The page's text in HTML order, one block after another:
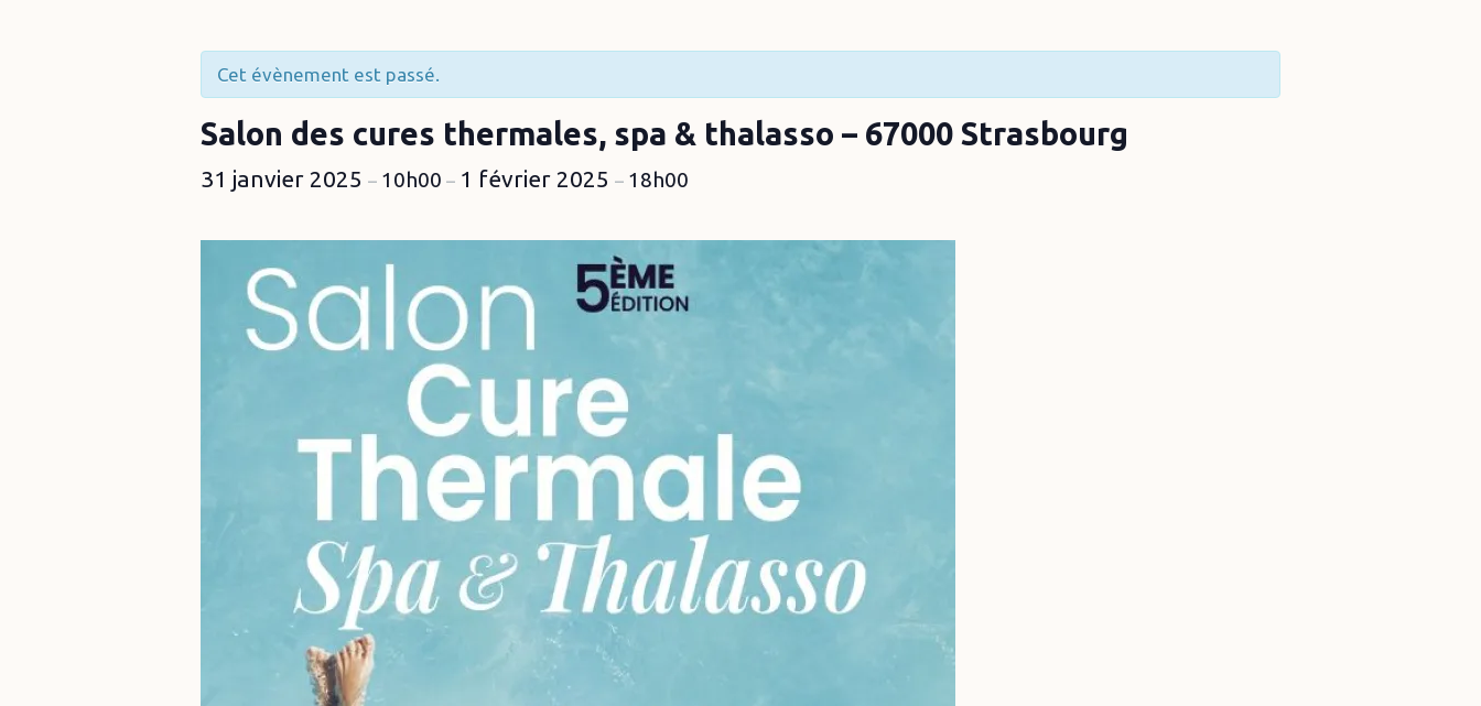
Hit enter to search or ESC to close
Cet évènement est passé.
Salon des cures thermales, spa & thalasso – 67000 Strasbourg
31 janvier 2025 – 10h00 – 1 février 2025 – 18h00